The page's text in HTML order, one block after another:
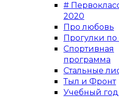
#
2020
Про любовь
Прогулки по
Спортивная
программа
Стальные
Тыл и Фронт
Учебный год